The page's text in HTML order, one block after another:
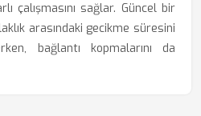
çalışmasını sağlar. Güncel bir
arasındaki gecikme süresini
bağlantı kopmalarını da